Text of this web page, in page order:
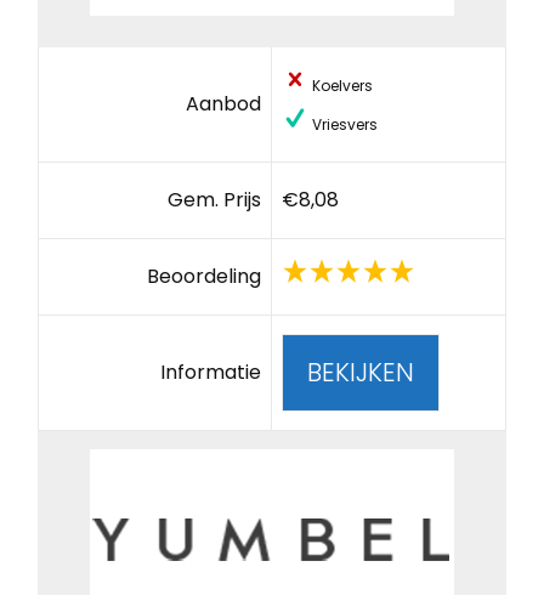
Aanbod
Koelvers
Vriesvers
Gem. Prijs €8,08
Beoordeling
Informatie BEKIJKEN